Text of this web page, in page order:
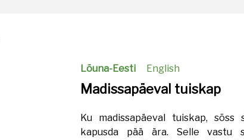
Lõuna-Eesti English
Madissapäeval tuiskap
Ku madissapäeval tuiskap,
kapusda pää ära. Selle vastu